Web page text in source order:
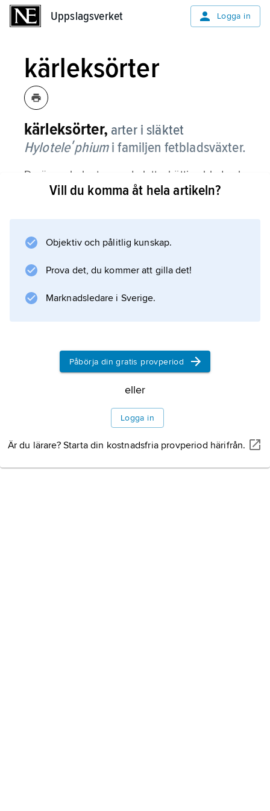
Uppslagsverket Logga in
kärleksörter
kärleksörter, arter i släktet
Hyloteleʹphiumi familjen fetbladsväxter.
De är suckulenter med platta, köttiga blad och
regelbundet byggda blommor i vitt, vitgrönt,
Information om artikeln
Vill du komma åt hela artikeln?
Objektiv och pålitlig kunskap.
Prova det, du kommer att gilla det!
Marknadsledare i Sverige.
Påbörja din gratis provperiod
eller
Logga in
Är du lärare? Starta din kostnadsfria provperiod härifrån.